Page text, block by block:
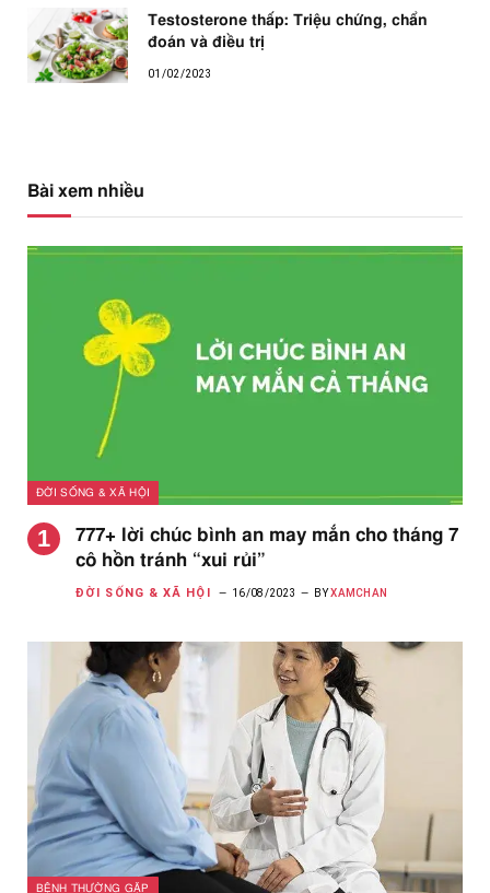
Testosterone thấp: Triệu chứng, chẩn
đoán và điều trị
01/02/2023
Bài xem nhiều
ĐỜI SỐNG & XÃ HỘI
777+ lời chúc bình an may mắn cho tháng 7
cô hồn tránh “xui rủi”
ĐỜI SỐNG & XÃ HỘI 16/08/2023 BY XAMCHAN
BỆNH THƯỜNG GẶP